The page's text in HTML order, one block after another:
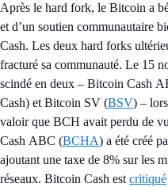
Après le hard fork, le Bitcoin a
et d’un soutien communautaire
Cash. Les deux hard forks
fracturé sa communauté. Le 15
scindé en deux – Bitcoin Cash
Cash) et Bitcoin SV (BSV) –
valoir que BCH avait perdu de
Cash ABC (BCHA) a été créé
ajoutant une taxe de 8% sur les
réseaux. Bitcoin Cash est critiqué